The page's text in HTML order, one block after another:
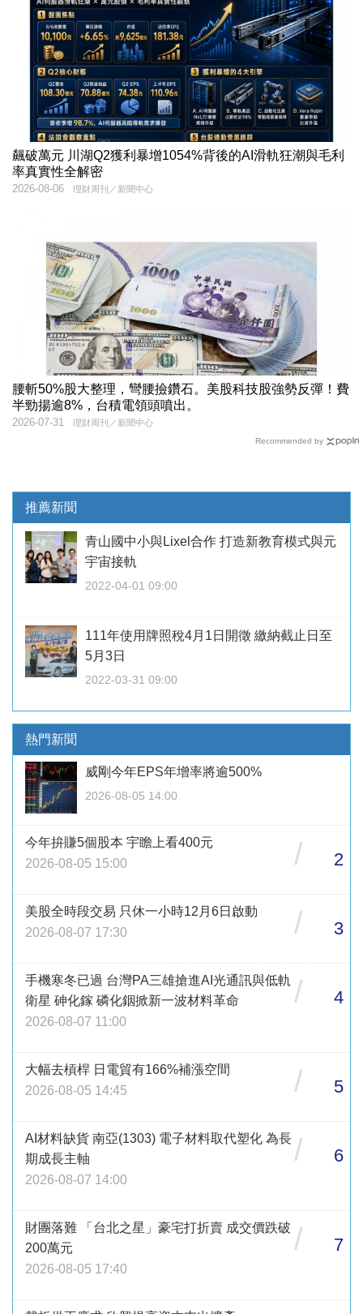
飆破萬元 川湖Q2獲利暴增1054%背後的AI滑軌狂潮與毛利
率真實性全解密
理財周刊／新聞中心
2026-08-06
腰斬50%股大整理，彎腰撿鑽石。美股科技股強勢反彈！費
半勁揚逾8%，台積電領頭噴出。
理財周刊／新聞中心
2026-07-31
Recommended by
推薦新聞
青山國中小與Lixel合作 打造新教育模式與元
宇宙接軌
2022-04-01 09:00
111年使用牌照稅4月1日開徵 繳納截止日至
5月3日
2022-03-31 09:00
熱門新聞
威剛今年EPS年增率將逾500%
2026-08-05 14:00
今年拚賺5個股本 宇瞻上看400元
2026-08-05 15:00
/ 2
美股全時段交易 只休一小時12月6日啟動
2026-08-07 17:30
/ 3
手機寒冬已過 台灣PA三雄搶進AI光通訊與低軌
衛星 砷化鎵 磷化銦掀新一波材料革命
2026-08-07 11:00
/ 4
大幅去槓桿 日電貿有166%補漲空間
2026-08-05 14:45
/ 5
AI材料缺貨 南亞(1303) 電子材料取代塑化 為長
期成長主軸
2026-08-07 14:00
/ 6
財團落難 「台北之星」豪宅打折賣 成交價跌破
200萬元
2026-08-05 17:40
/ 7